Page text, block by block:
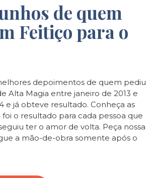
de quem
Feitiço para o
depoimentos de quem pediu
Alta Magia entre janeiro de 2013 e
e já obteve resultado. Conheça as
o resultado para cada pessoa que
ter o amor de volta. Peça nossa
a mão-de-obra somente após o